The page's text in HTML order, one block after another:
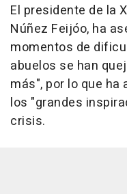
El presidente de la
Núñez Feijóo, ha
momentos de
abuelos se han
más", por lo que
los "grandes
crisis.